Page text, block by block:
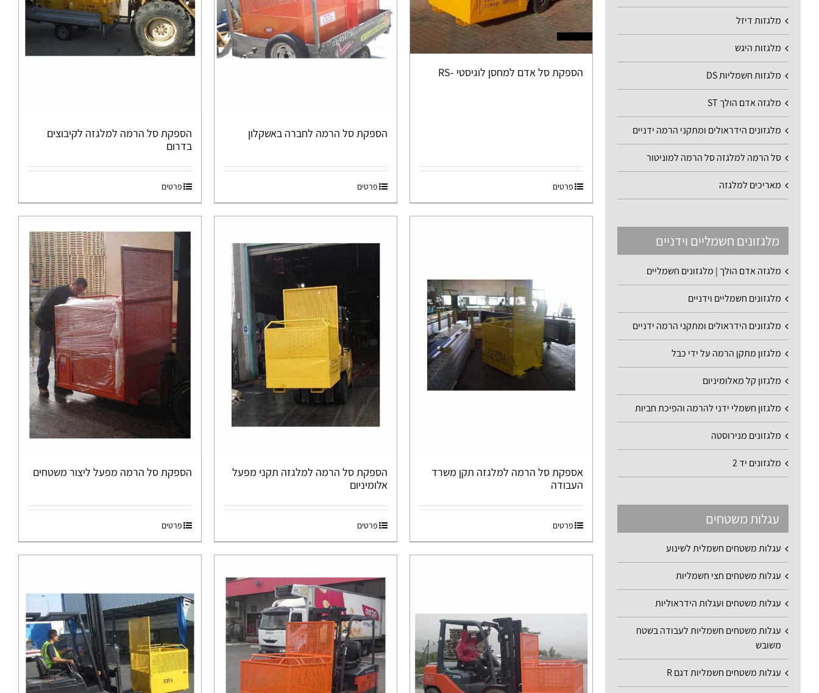
הספקת סל אדם למחסן לוגיסטי -RS
פרטים
הספקת סל הרמה לחברה באשקלון
פרטים
הספקת סל הרמה למלגזה לקיבוצים
בדרום
פרטים
אספקת סל הרמה למלגזה תקן משרד
העבודה
פרטים
הספקת סל הרמה למלגזה תקני מפעל
אלומיניום
פרטים
הספקת סל הרמה מפעל ליצור משטחים
פרטים
מלגזות דיזל
מלגזות היגש
מלגזות חשמליות DS
מלגזה אדם הולך ST
מלגזונים הידראולים ומתקני הרמה ידניים
סל הרמה למלגזה סל הרמה למוניטור
מאריכים למלגזה
מלגזונים חשמליים וידניים
מלגזה אדם הולך | מלגזונים חשמליים
מלגזונים חשמליים וידניים
מלגזונים הידראולים ומתקני הרמה ידניים
מלגזון מתקן הרמה על ידי כבל
מלגזון קל מאלומיניום
מלגזון חשמלי ידני להרמה והפיכת חביות
מלגזונים מנירוסטה
מלגזונים יד 2
עגלות משטחים
עגלות משטחים חשמלית לשינוע
עגלות משטחים חצי חשמליות
עגלות משטחים ועגלות הידראוליות
עגלות משטחים חשמליות לעבודה בשטח
משובש
עגלות משטחים חשמליות דגם R